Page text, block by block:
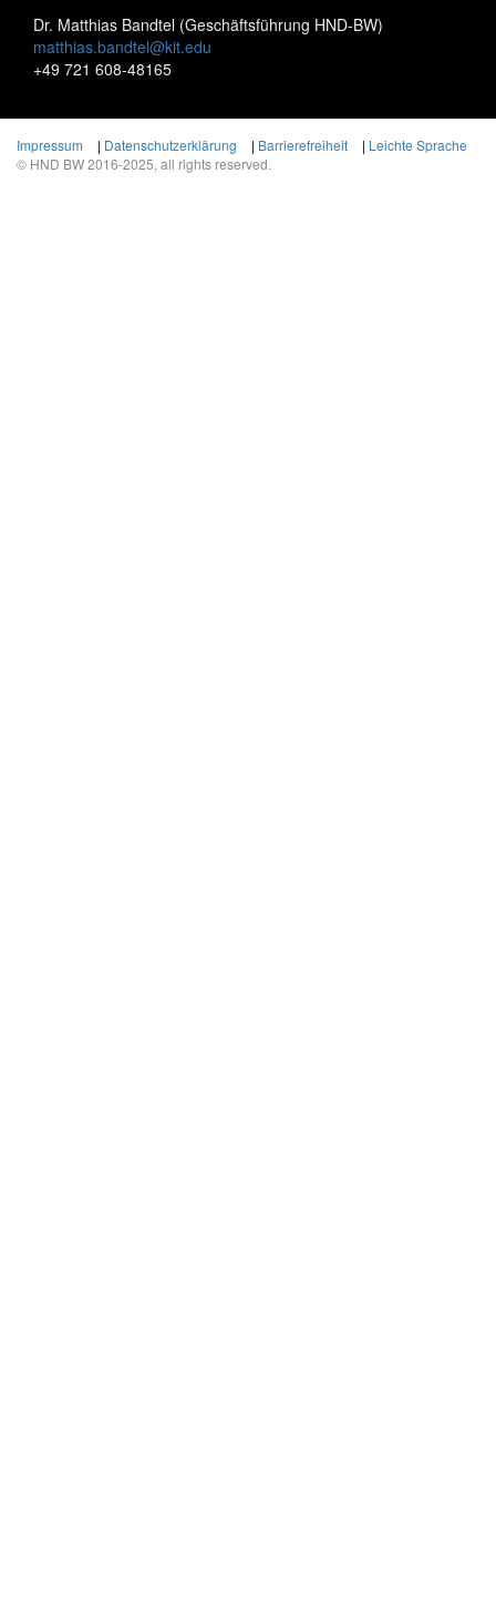
Dr. Matthias Bandtel (Geschäftsführung HND-BW)
matthias.bandtel@kit.edu
+49 721 608-48165
Impressum | Datenschutzerklärung | Barrierefreiheit | Leichte Sprache
© HND BW 2016-2025, all rights reserved.